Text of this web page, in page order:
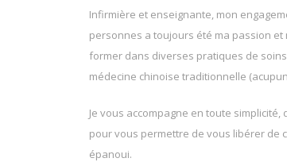
Infirmière et enseignante, mon
personnes a toujours été ma passion et
former dans diverses pratiques de
médecine chinoise traditionnelle
Je vous accompagne en toute
pour vous permettre de vous libérer de
épanoui.